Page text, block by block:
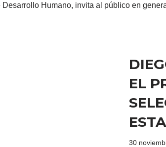
Humano, invita al público en
EL
30